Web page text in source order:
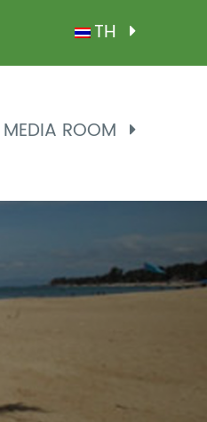
TH
MEDIA ROOM